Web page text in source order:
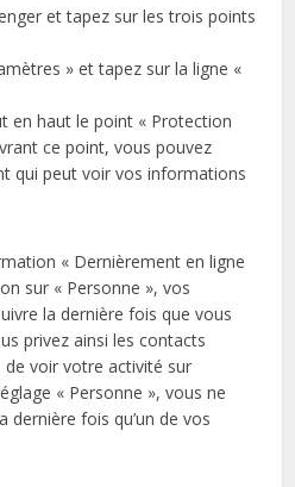
et tapez sur les trois points
» et tapez sur la ligne «
en haut le point « Protection
ce point, vous pouvez
qui peut voir vos informations
« Dernièrement en ligne
sur « Personne », vos
la dernière fois que vous
privez ainsi les contacts
de voir votre activité sur
« Personne », vous ne
dernière fois qu’un de vos